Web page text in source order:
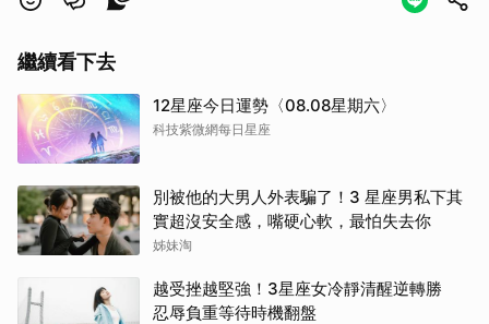
繼續看下去
12星座今日運勢〈08.08星期六〉
科技紫微網每日星座
別被他的大男人外表騙了！3 星座男私下其
實超沒安全感，嘴硬心軟，最怕失去你
姊妹淘
越受挫越堅強！3星座女冷靜清醒逆轉勝
忍辱負重等待時機翻盤